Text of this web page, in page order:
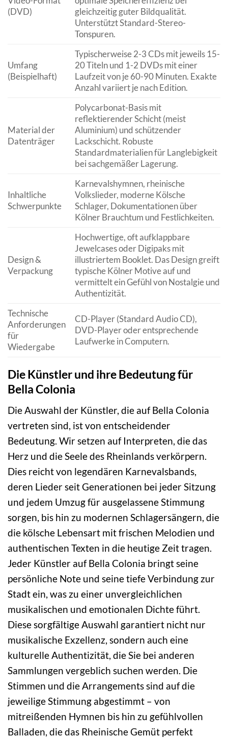
(DVD)
gleichzeitig guter Bildqualität.
Unterstützt Standard-Stereo-
Tonspuren.
Umfang
(Beispielhaft)
Typischerweise 2-3 CDs mit jeweils 15-
20 Titeln und 1-2 DVDs mit einer
Laufzeit von je 60-90 Minuten. Exakte
Anzahl variiert je nach Edition.
Material der
Datenträger
Polycarbonat-Basis mit
reflektierender Schicht (meist
Aluminium) und schützender
Lackschicht. Robuste
Standardmaterialien für Langlebigkeit
bei sachgemäßer Lagerung.
Inhaltliche
Schwerpunkte
Karnevalshymnen, rheinische
Volkslieder, moderne Kölsche
Schlager, Dokumentationen über
Kölner Brauchtum und Festlichkeiten.
Design &
Verpackung
Hochwertige, oft aufklappbare
Jewelcases oder Digipaks mit
illustriertem Booklet. Das Design greift
typische Kölner Motive auf und
vermittelt ein Gefühl von Nostalgie und
Authentizität.
Technische
Anforderungen
für
Wiedergabe
CD-Player (Standard Audio CD),
DVD-Player oder entsprechende
Laufwerke in Computern.
Die Künstler und ihre Bedeutung für
Bella Colonia
Die Auswahl der Künstler, die auf Bella Colonia
vertreten sind, ist von entscheidender
Bedeutung. Wir setzen auf Interpreten, die das
Herz und die Seele des Rheinlands verkörpern.
Dies reicht von legendären Karnevalsbands,
deren Lieder seit Generationen bei jeder Sitzung
und jedem Umzug für ausgelassene Stimmung
sorgen, bis hin zu modernen Schlagersängern, die
die kölsche Lebensart mit frischen Melodien und
authentischen Texten in die heutige Zeit tragen.
Jeder Künstler auf Bella Colonia bringt seine
persönliche Note und seine tiefe Verbindung zur
Stadt ein, was zu einer unvergleichlichen
musikalischen und emotionalen Dichte führt.
Diese sorgfältige Auswahl garantiert nicht nur
musikalische Exzellenz, sondern auch eine
kulturelle Authentizität, die Sie bei anderen
Sammlungen vergeblich suchen werden. Die
Stimmen und die Arrangements sind auf die
jeweilige Stimmung abgestimmt – von
mitreißenden Hymnen bis hin zu gefühlvollen
Balladen, die das Rheinische Gemüt perfekt